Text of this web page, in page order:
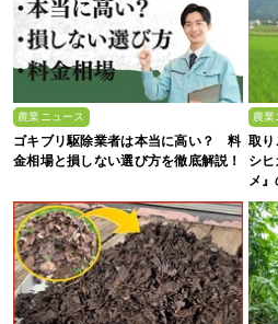
農業ニュース
ゴキブリ駆除業者は本当に高い？ 料
金相場と損しない選び方を徹底解説！
農業
取り
シ
メ』